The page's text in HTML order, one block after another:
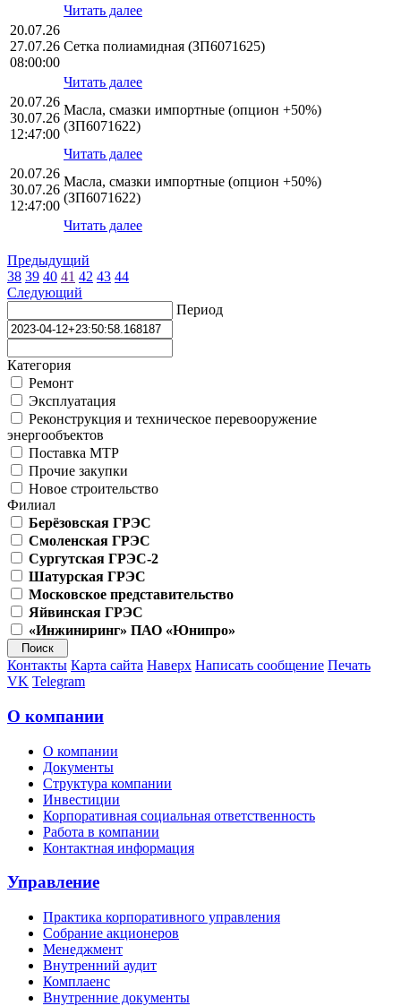
Читать далее
20.07.26
27.07.26
08:00:00
Сетка полиамидная (ЗП6071625)
Читать далее
20.07.26
30.07.26
12:47:00
Масла, смазки импортные (опцион +50%)
(ЗП6071622)
Читать далее
20.07.26
30.07.26
12:47:00
Масла, смазки импортные (опцион +50%)
(ЗП6071622)
Читать далее
Предыдущий
38 39 40 41 42 43 44
Следующий
Период
Категория
Ремонт
Эксплуатация
Реконструкция и техническое перевооружение
энергообъектов
Поставка МТР
Прочие закупки
Новое строительство
Филиал
Берёзовская ГРЭС
Смоленская ГРЭС
Сургутская ГРЭС-2
Шатурская ГРЭС
Московское представительство
Яйвинская ГРЭС
«Инжиниринг» ПАО «Юнипро»
Контакты Карта сайта Наверх Написать сообщение Печать
VK Telegram
О компании
О компании
Документы
Структура компании
Инвестиции
Корпоративная социальная ответственность
Работа в компании
Контактная информация
Управление
Практика корпоративного управления
Собрание акционеров
Менеджмент
Внутренний аудит
Комплаенс
Внутренние документы